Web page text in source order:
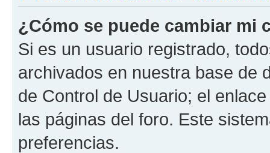
¿Cómo se puede cambiar mi
Si es un usuario registrado,
archivados en nuestra base de
de Control de Usuario; el
las páginas del foro. Este
preferencias.